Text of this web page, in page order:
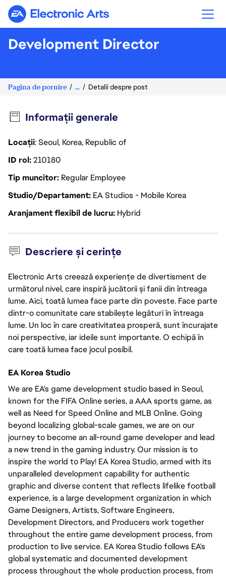
Electronic Arts
Development Director
Pagina de pornire ... Detalii despre post
Informații generale
Locații: Seoul, Korea, Republic of
ID rol210180
Tip muncitor Regular Employee
Studio/Departament EA Studios - Mobile Korea
Aranjament flexibil de lucru Hybrid
Descriere și cerințe
Electronic Arts creează experiențe de divertisment de
următorul nivel, care inspiră jucătorii și fanii din întreaga
lume. Aici, toată lumea face parte din poveste. Face parte
dintr-o comunitate care stabilește legături în întreaga
lume. Un loc în care creativitatea prosperă, sunt încurajate
noi perspective, iar ideile sunt importante. O echipă în
care toată lumea face jocul posibil.
EA Korea Studio
We are EA's game development studio based in Seoul,
known for the FIFA Online series, a AAA sports game, as
well as Need for Speed Online and MLB Online. Going
beyond localizing global-scale games, we are on our
journey to become an all-round game developer and lead
a new trend in the gaming industry. Our mission is to
inspire the world to Play! EA Korea Studio, armed with its
unparalleled development capability for authentic
graphic and diverse content that reflects lifelike football
experience, is a large development organization in which
Game Designers, Artists, Software Engineers,
Development Directors, and Producers work together
throughout the entire game development process, from
production to live service. EA Korea Studio follows EA's
global systematic and documented development
process throughout the whole production process, from